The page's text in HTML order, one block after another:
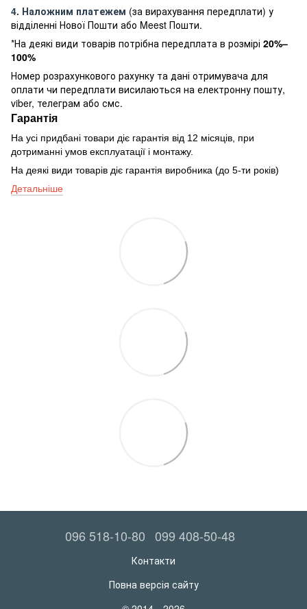
4. Наложним платежем (за вирахування передплати) у
відділенні Нової Пошти або Meest Пошти.
*На деякі види товарів потрібна передплата в розмірі 20%–
100%
Номер розрахункового рахунку та дані отримувача для
оплати чи передплати висилаються на електронну пошту,
viber, телеграм або смс.
Гарантія
На усі придбані товари діє гарантія від 12 місяців, при
дотриманні умов експлуатації і монтажу.
На деякі види товарів діє гарантія виробника (до 5-ти років)
Детальніше
096 518-10-80 099 408-50-48
Контакти
Повна версія сайту